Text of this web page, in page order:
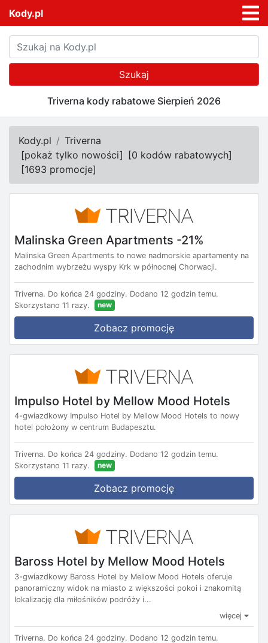
Kody.pl
Szukaj
Triverna kody rabatowe Sierpień 2026
Kody.pl
Triverna
[pokaż tylko nowości] [0 kodów rabatowych]
[1693 promocje]
Malinska Green Apartments -21%
Malinska Green Apartments to nowe nadmorskie apartamenty na
zachodnim wybrzeżu wyspy Krk w północnej Chorwacji.
Triverna. Do końca 24 godziny. Dodano 12 godzin temu.
Skorzystano 11 razy.
new
Zobacz promocję
Impulso Hotel by Mellow Mood Hotels
4-gwiazdkowy Impulso Hotel by Mellow Mood Hotels to nowy
hotel położony w centrum Budapesztu.
Triverna. Do końca 24 godziny. Dodano 12 godzin temu.
Skorzystano 11 razy.
new
Zobacz promocję
Baross Hotel by Mellow Mood Hotels
3-gwiazdkowy Baross Hotel by Mellow Mood Hotels oferuje
panoramiczny widok na miasto z większości pokoi i znakomitą
lokalizację dla miłośników podróży i...
więcej
Triverna. Do końca 24 godziny. Dodano 12 godzin temu.